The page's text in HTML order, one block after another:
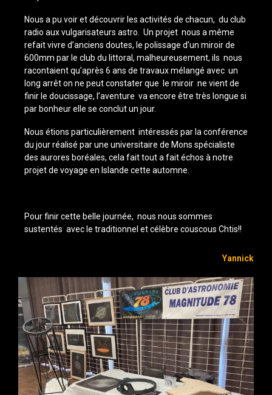
Nous a pu voir et découvrir les activités de chacun, du club
radio aux vulgarisateurs astro. Un projet nous a même
refait vivre d’anciens doutes, le polissage d’un miroir de
600mm par le club du littoral, malheureusement, ils nous
racontaient qu’après 6 ans de travaux mélangé avec un
long arrêt on ne peut constater que le miroir ne vient de
finir le doucissage, l’aventure va encore être très longue si
par bonheur elle se conclut un jour.
Nous étions particulièrement intéressés par la conférence
du jour réalisé par une universitaire de Mons spécialiste
des aurores boréales, cela fait tout a fait échos à notre
projet de voyage en Islande cette automne.
Pour finir cette belle journée, nous nous sommes
sustentés avec le traditionnel et célèbre couscous Chtis!!
Yannick